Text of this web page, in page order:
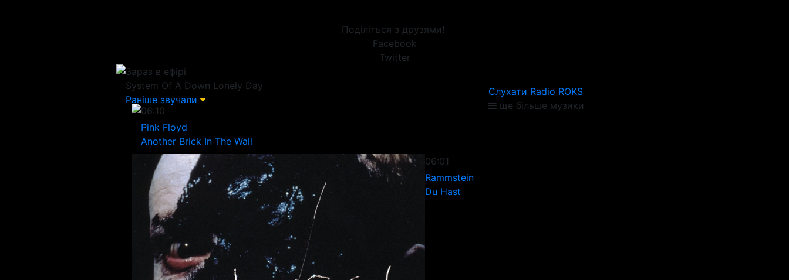
Поділіться з друзями!
Facebook
Twitter
Зараз в ефірі
System Of A Down Lonely Day
Раніше звучали
06:10
Pink Floyd
Another Brick In The Wall
06:01
Rammstein
Du Hast
Слухати Radio ROKS
ще більше музики